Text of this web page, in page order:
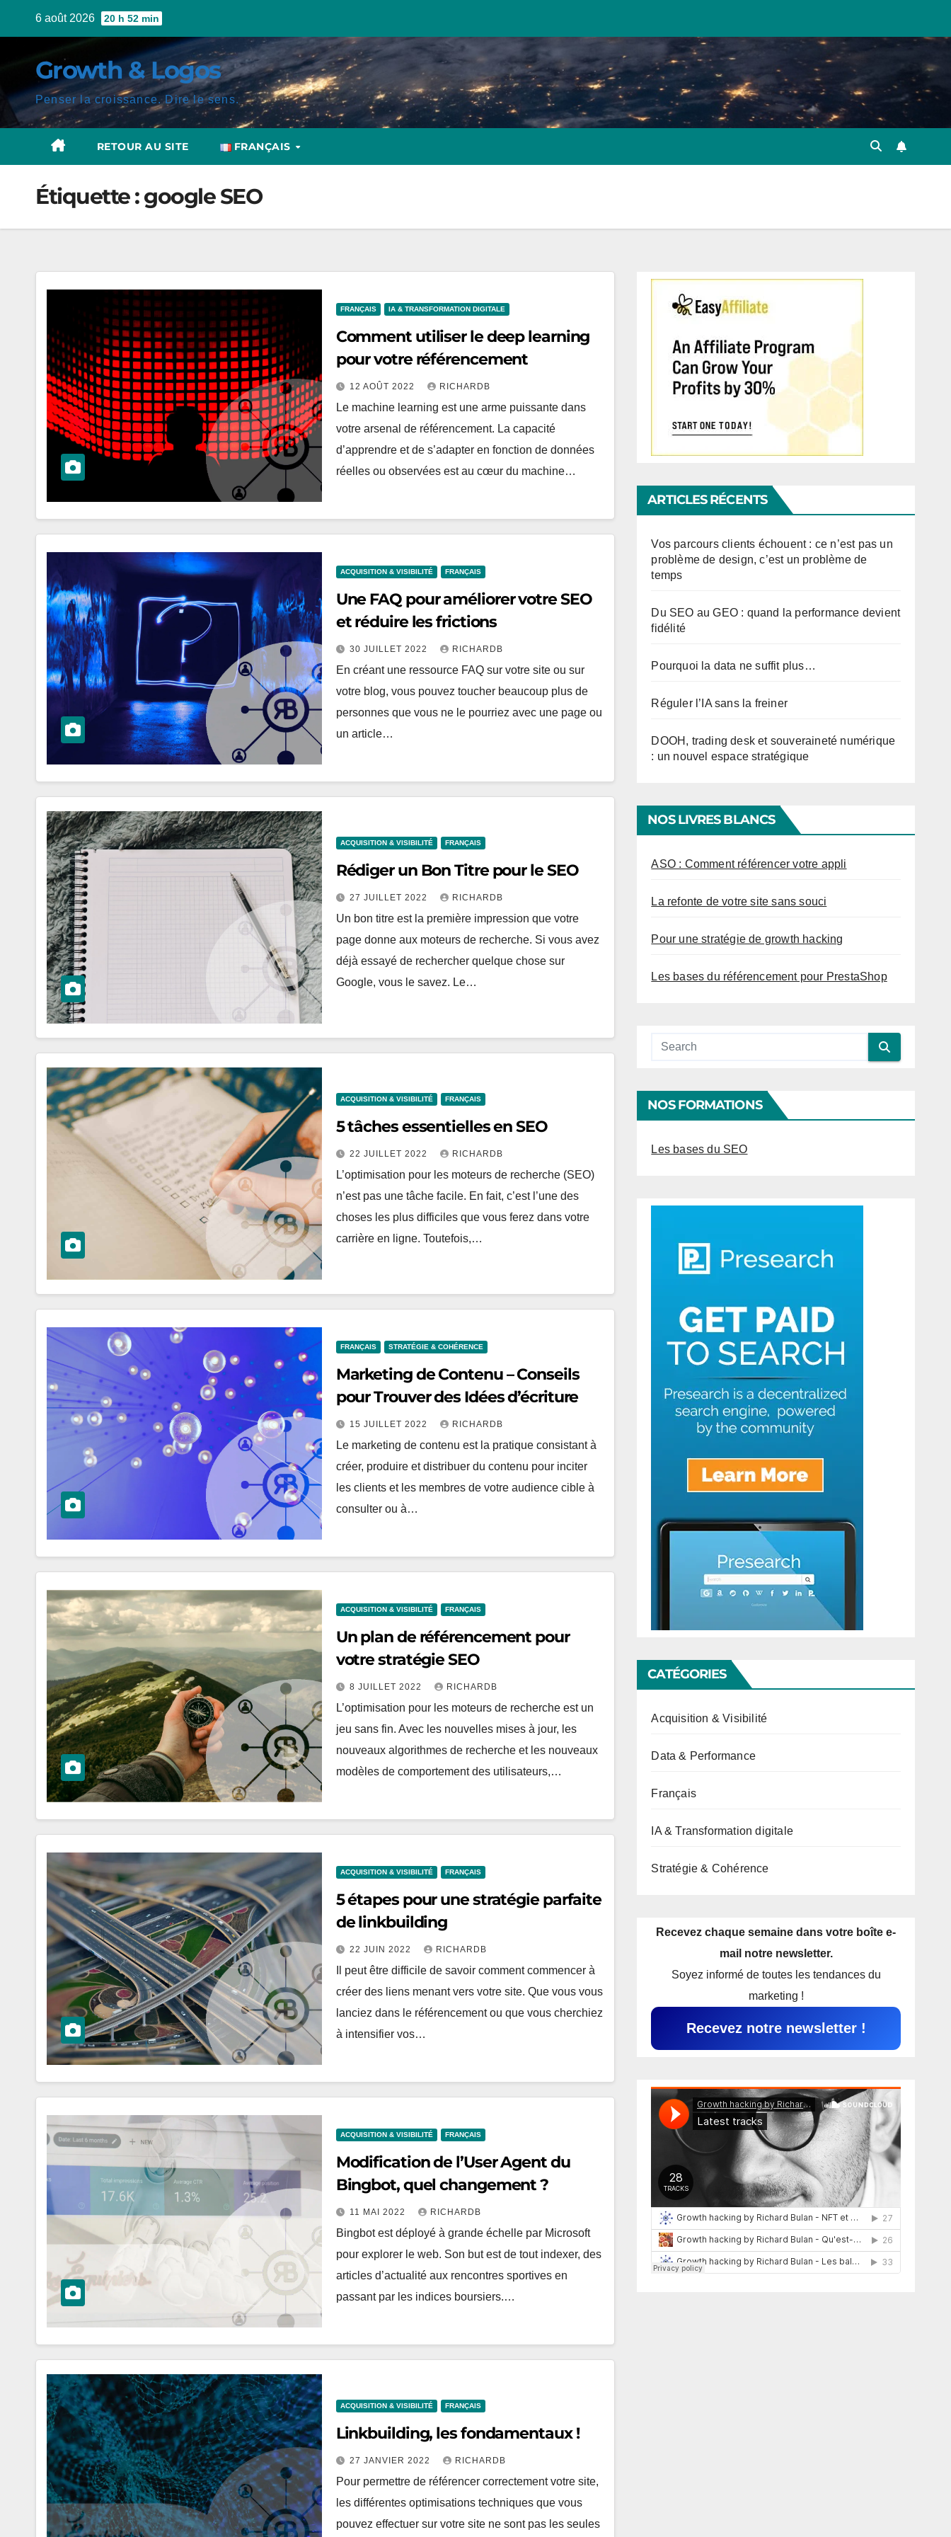
6 août 2026 20 h 52 min
Growth & Logos
Penser la croissance. Dire le sens.
RETOUR AU SITE FRANÇAIS
Étiquette :google SEO
FRANÇAIS IA & TRANSFORMATION DIGITALE
Comment utiliser le deep learning
pour votre référencement
12 AOÛT 2022 RICHARDB
Le machine learning est une arme puissante dans
votre arsenal de référencement. La capacité
d’apprendre et de s’adapter en fonction de données
réelles ou observées est au cœur du machine…
ACQUISITION & VISIBILITÉ FRANÇAIS
Une FAQ pour améliorer votre SEO
et réduire les frictions
30 JUILLET 2022 RICHARDB
En créant une ressource FAQ sur votre site ou sur
votre blog, vous pouvez toucher beaucoup plus de
personnes que vous ne le pourriez avec une page ou
un article…
ACQUISITION & VISIBILITÉ FRANÇAIS
Rédiger un Bon Titre pour le SEO
27 JUILLET 2022 RICHARDB
Un bon titre est la première impression que votre
page donne aux moteurs de recherche. Si vous avez
déjà essayé de rechercher quelque chose sur
Google, vous le savez. Le…
ACQUISITION & VISIBILITÉ FRANÇAIS
5 tâches essentielles en SEO
22 JUILLET 2022 RICHARDB
L’optimisation pour les moteurs de recherche (SEO)
n’est pas une tâche facile. En fait, c’est l’une des
choses les plus difficiles que vous ferez dans votre
carrière en ligne. Toutefois,…
FRANÇAIS STRATÉGIE & COHÉRENCE
Marketing de Contenu – Conseils
pour Trouver des Idées d’écriture
15 JUILLET 2022 RICHARDB
Le marketing de contenu est la pratique consistant à
créer, produire et distribuer du contenu pour inciter
les clients et les membres de votre audience cible à
consulter ou à…
ACQUISITION & VISIBILITÉ FRANÇAIS
Un plan de référencement pour
votre stratégie SEO
8 JUILLET 2022 RICHARDB
L’optimisation pour les moteurs de recherche est un
jeu sans fin. Avec les nouvelles mises à jour, les
nouveaux algorithmes de recherche et les nouveaux
modèles de comportement des utilisateurs,…
ACQUISITION & VISIBILITÉ FRANÇAIS
5 étapes pour une stratégie parfaite
de linkbuilding
22 JUIN 2022 RICHARDB
Il peut être difficile de savoir comment commencer à
créer des liens menant vers votre site. Que vous vous
lanciez dans le référencement ou que vous cherchiez
à intensifier vos…
ACQUISITION & VISIBILITÉ FRANÇAIS
Modification de l’User Agent du
Bingbot, quel changement ?
11 MAI 2022 RICHARDB
Bingbot est déployé à grande échelle par Microsoft
pour explorer le web. Son but est de tout indexer, des
articles d’actualité aux rencontres sportives en
passant par les indices boursiers.…
ACQUISITION & VISIBILITÉ FRANÇAIS
Linkbuilding, les fondamentaux !
27 JANVIER 2022 RICHARDB
Pour permettre de référencer correctement votre site,
les différentes optimisations techniques que vous
pouvez effectuer sur votre site ne sont pas les seules
ARTICLES RÉCENTS
Vos parcours clients échouent : ce n’est pas un
problème de design, c’est un problème de
temps
Du SEO au GEO : quand la performance devient
fidélité
Pourquoi la data ne suffit plus…
Réguler l’IA sans la freiner
DOOH, trading desk et souveraineté numérique
: un nouvel espace stratégique
NOS LIVRES BLANCS
ASO : Comment référencer votre appli
La refonte de votre site sans souci
Pour une stratégie de growth hacking
Les bases du référencement pour PrestaShop
NOS FORMATIONS
Les bases du SEO
CATÉGORIES
Acquisition & Visibilité
Data & Performance
Français
IA & Transformation digitale
Stratégie & Cohérence
Recevez chaque semaine dans votre boîte e-
mail notre newsletter.
Soyez informé de toutes les tendances du
marketing !
Recevez notre newsletter !